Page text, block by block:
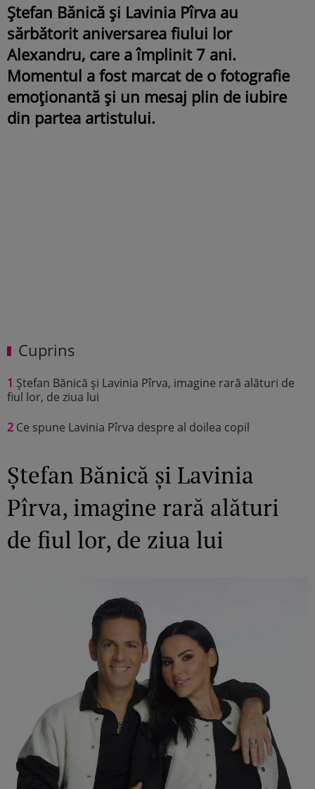
Ștefan Bănică și Lavinia Pîrva au
sărbătorit aniversarea fiului lor
Alexandru, care a împlinit 7 ani.
Momentul a fost marcat de o fotografie
emoționantă și un mesaj plin de iubire
din partea artistului.
Cuprins
1 Ștefan Bănică și Lavinia Pîrva, imagine rară alături de
fiul lor, de ziua lui
2 Ce spune Lavinia Pîrva despre al doilea copil
Ștefan Bănică și Lavinia
Pîrva, imagine rară alături
de fiul lor, de ziua lui